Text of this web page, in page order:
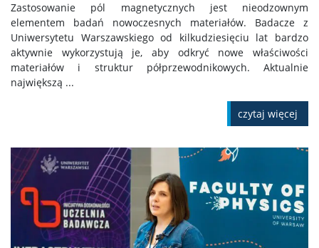
Zastosowanie pól magnetycznych jest nieodzownym
elementem badań nowoczesnych materiałów. Badacze z
Uniwersytetu Warszawskiego od kilkudziesięciu lat bardzo
aktywnie wykorzystują je, aby odkryć nowe właściwości
materiałów i struktur półprzewodnikowych. Aktualnie
największą ...
czytaj więcej